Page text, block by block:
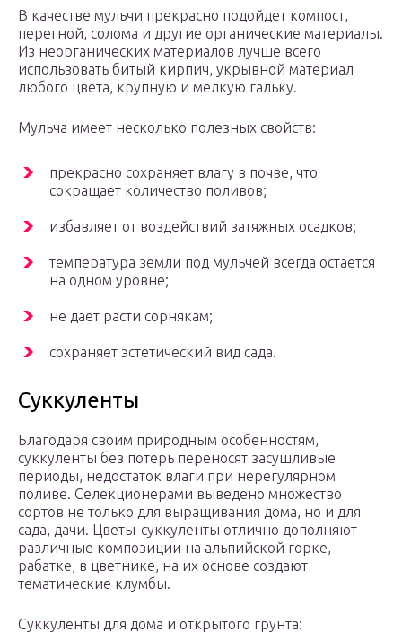
В качестве мульчи прекрасно подойдет компост,
перегной, солома и другие органические материалы.
Из неорганических материалов лучше всего
использовать битый кирпич, укрывной материал
любого цвета, крупную и мелкую гальку.
Мульча имеет несколько полезных свойств:
прекрасно сохраняет влагу в почве, что
сокращает количество поливов;
избавляет от воздействий затяжных осадков;
температура земли под мульчей всегда остается
на одном уровне;
не дает расти сорнякам;
сохраняет эстетический вид сада.
Суккуленты
Благодаря своим природным особенностям,
суккуленты без потерь переносят засушливые
периоды, недостаток влаги при нерегулярном
поливе. Селекционерами выведено множество
сортов не только для выращивания дома, но и для
сада, дачи. Цветы-суккуленты отлично дополняют
различные композиции на альпийской горке,
рабатке, в цветнике, на их основе создают
тематические клумбы.
Суккуленты для дома и открытого грунта: